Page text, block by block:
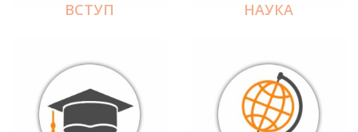
ВСТУП НАУКА